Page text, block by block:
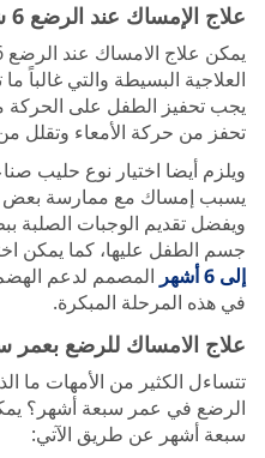
علاج الإمساك عند الرضع 6 شهور
العلاجية البسيطة والتي
يجب تحفيز الطفل على الحركة
تحفز من حركة الأمعاء وتقلل
ويلزم أيضا اختيار نوع
يسبب إمساك مع ممارسة بعض
ويفضل تقديم الوجبات الصلبة
جسم الطفل عليها، كما يمكن
إلى 6 أشهر
المصمم لدعم الهضم
في هذه المرحلة المبكرة.
علاج الامساك للرضع بعمر
تتساءل الكثير من الأمهات ما
الرضع في عمر سبعة أشهر؟
سبعة أشهر عن طريق الآتي: